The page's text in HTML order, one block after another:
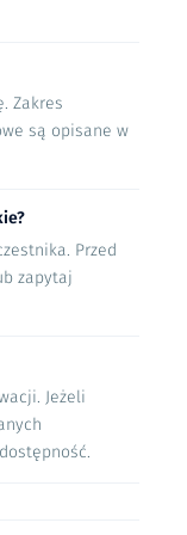
dbanie
jest
oraz
bluza.
do pory
powinna
dni
elastyczne
Zakres
są opisane w
Przed
zapytaj
Jeżeli